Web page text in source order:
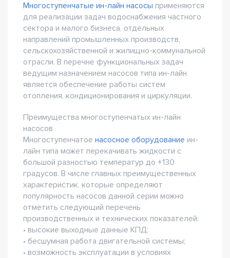
Многоступенчатые ин-лайн насосы применяются
для реализации задач водоснабжения частного
сектора и малого бизнеса, отдельных
направлений промышленных производств,
сельскохозяйственной и жилищно-коммунальной
отрасли. В перечне функциональных задач
ведущим назначением насосов типа ин-лайн
является обеспечение работы систем
отопления, кондиционирования и циркуляции.
Преимущества многоступенчатых ин-лайн
насосов
Многоступенчатое насосное оборудование ин-
лайн типа может перекачивать жидкости с
большой разностью температур до +130
градусов. В числе главных преимущественных
характеристик, которые определяют
популярность насосов данной серии можно
отметить следующий перечень
производственных и технических показателей:
• высокие выходные данные КПД;
• бесшумная работа двигательной системы;
• возможность эксплуатации в условиях